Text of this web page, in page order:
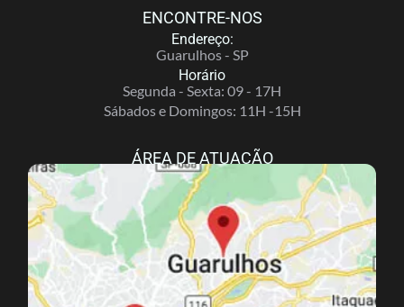
ENCONTRE-NOS
Endereço:
Guarulhos - SP
Horário
Segunda - Sexta: 09 - 17H
Sábados e Domingos: 11H -15H
ÁREA DE ATUAÇÃO